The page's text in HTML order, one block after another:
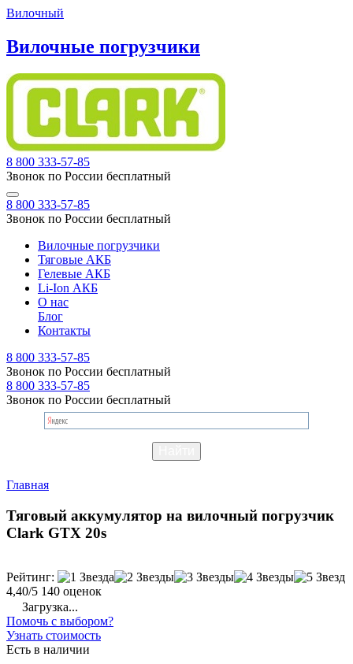
Вилочный
Вилочные погрузчики
8 800 333-57-85
Звонок по России бесплатный
8 800 333-57-85
Звонок по России бесплатный
Вилочные погрузчики
Тяговые АКБ
Гелевые АКБ
Li-Ion АКБ
О нас
Блог
Контакты
8 800 333-57-85
Звонок по России бесплатный
8 800 333-57-85
Звонок по России бесплатный
Главная
Тяговый аккумулятор на вилочный погрузчик
Clark GTX 20s
Рейтинг:
4,40/5 140 оценок
Загрузка...
Помочь с выбором?
Узнать стоимость
Есть в наличии